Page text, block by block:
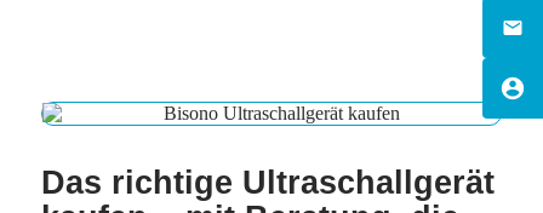
Das richtige Ultraschallgerät